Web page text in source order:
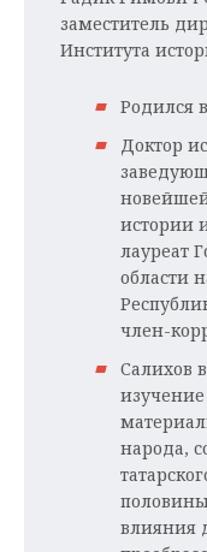
заместитель
Института
Родился
Доктор
истории
лауреат
области
член-
Салихов
народа,
влияния